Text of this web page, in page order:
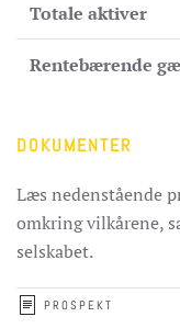
Totale aktiver
Rentebærende
DOKUMENTER
Læs nedenstående
omkring vilkårene,
selskabet.
PROSPEKT